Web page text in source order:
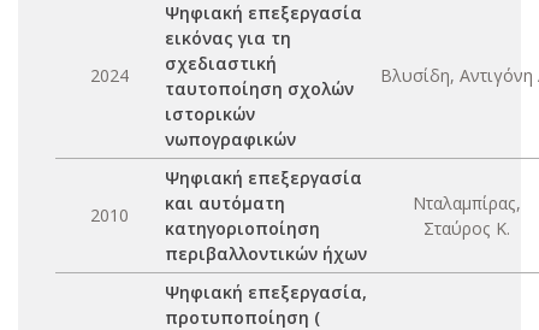
2024
Ψηφιακή επεξεργασία
εικόνας για τη
σχεδιαστική
ταυτοποίηση σχολών
ιστορικών
νωπογραφικών
Βλυσίδη, Αντιγόνη
2010
Ψηφιακή επεξεργασία
και αυτόματη
κατηγοριοποίηση
περιβαλλοντικών ήχων
Νταλαμπίρας,
Σταύρος Κ.
Ψηφιακή επεξεργασία,
προτυποποίηση (